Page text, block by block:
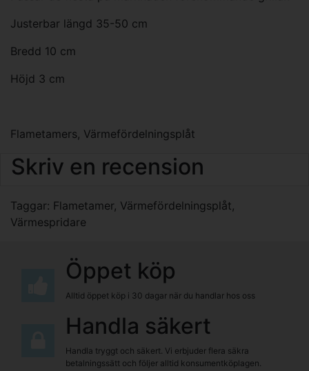
Justerbar längd 35-50 cm
Bredd 10 cm
Höjd 3 cm
Flametamers, Värmefördelningsplåt
Skriv en recension
Taggar: Flametamer, Värmefördelningsplåt,
Värmespridare
Öppet köp
Alltid öppet köp i 30 dagar när du handlar hos oss
Handla säkert
Handla tryggt och säkert. Vi erbjuder flera säkra
betalningssätt och följer alltid konsumentköplagen.